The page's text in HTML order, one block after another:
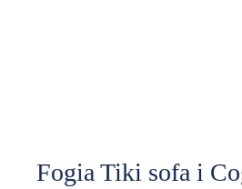
Fogia Tiki sofa i